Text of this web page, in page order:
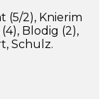
(5/2), Knierim
Blodig (2),
Schulz.